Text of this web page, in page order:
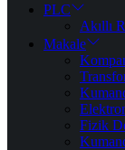
PLC
Akıllı
Makale
Fizik